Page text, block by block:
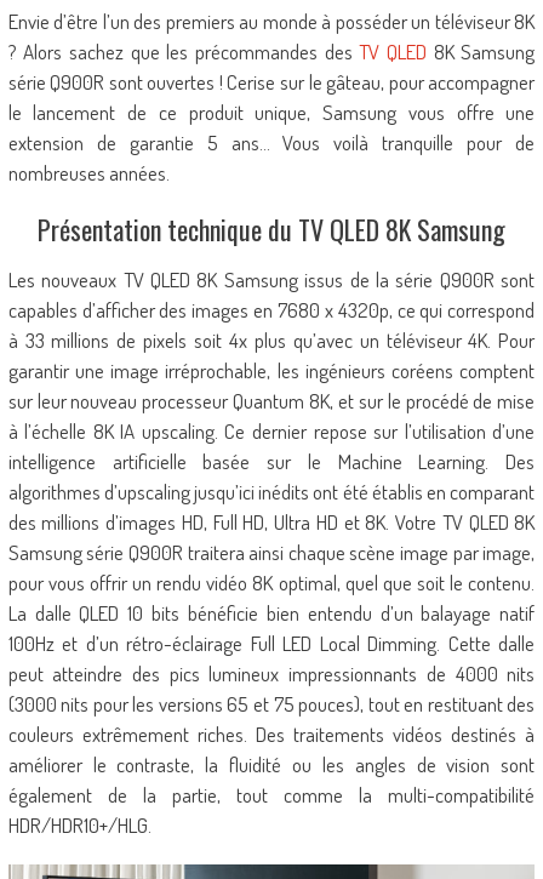
Envie d’être l’un des premiers au monde à posséder un téléviseur 8K
? Alors sachez que les précommandes desTV QLED 8K Samsung
série Q900R sont ouvertes ! Cerise sur le gâteau, pour accompagner
le lancement de ce produit unique, Samsung vous offre une
extension de garantie 5 ans… Vous voilà tranquille pour de
nombreuses années.
Présentation technique du TV QLED 8K Samsung
Les nouveaux TV QLED 8K Samsung issus de la série Q900R sont
capables d’afficher des images en 7680 x 4320p, ce qui correspond
à 33 millions de pixels soit 4x plus qu’avec un téléviseur 4K. Pour
garantir une image irréprochable, les ingénieurs coréens comptent
sur leur nouveau processeur Quantum 8K, et sur le procédé de mise
à l’échelle 8K IA upscaling. Ce dernier repose sur l’utilisation d’une
intelligence artificielle basée sur le Machine Learning. Des
algorithmes d’upscaling jusqu’ici inédits ont été établis en comparant
des millions d’images HD, Full HD, Ultra HD et 8K. Votre TV QLED 8K
Samsung série Q900R traitera ainsi chaque scène image par image,
pour vous offrir un rendu vidéo 8K optimal, quel que soit le contenu.
La dalle QLED 10 bits bénéficie bien entendu d’un balayage natif
100Hz et d’un rétro-éclairage Full LED Local Dimming. Cette dalle
peut atteindre des pics lumineux impressionnants de 4000 nits
(3000 nits pour les versions 65 et 75 pouces), tout en restituant des
couleurs extrêmement riches. Des traitements vidéos destinés à
améliorer le contraste, la fluidité ou les angles de vision sont
également de la partie, tout comme la multi-compatibilité
HDR/HDR10+/HLG.